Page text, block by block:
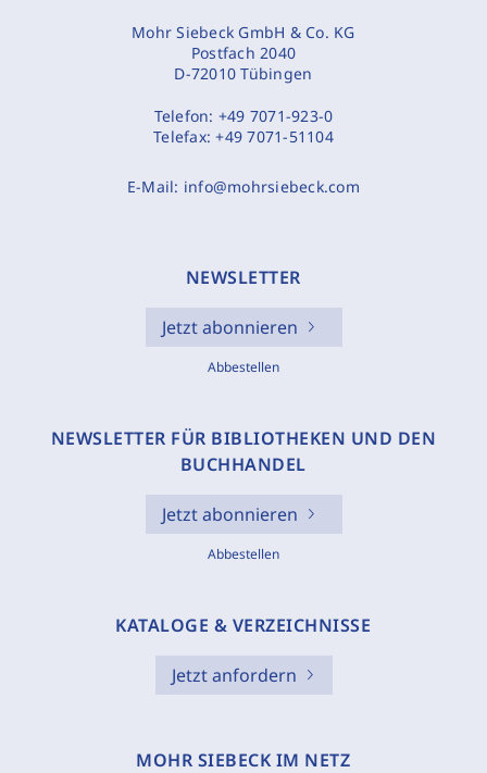
Mohr Siebeck GmbH & Co. KG
Postfach 2040
D-72010 Tübingen
Telefon: +49 7071-923-0
Telefax:+49 7071-51104
E-Mail: info@mohrsiebeck.com
NEWSLETTER
Jetzt abonnieren
Abbestellen
NEWSLETTER FÜR BIBLIOTHEKEN UND DEN
BUCHHANDEL
Jetzt abonnieren
Abbestellen
KATALOGE & VERZEICHNISSE
Jetzt anfordern
MOHR SIEBECK IM NETZ